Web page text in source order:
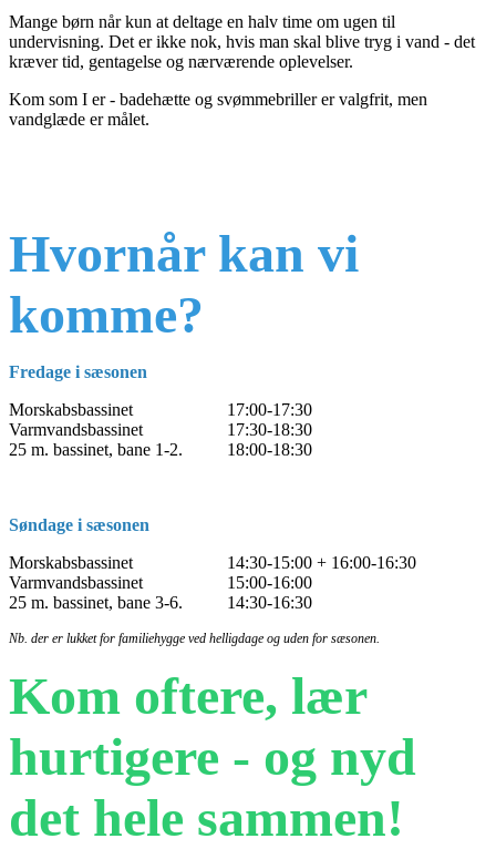
Mange børn når kun at deltage en halv time om ugen til
undervisning. Det er ikke nok, hvis man skal blive tryg i vand - det
kræver tid, gentagelse og nærværende oplevelser.
Kom som I er - badehætte og svømmebriller er valgfrit, men
vandglæde er målet.
Hvornår kan vi
komme?
Fredage i sæsonen
Morskabsbassinet
17:00-17:30
Varmvandsbassinet
17:30-18:30
25 m. bassinet, bane 1-2. 18:00-18:30
Søndage i sæsonen
Morskabsbassinet
14:30-15:00 + 16:00-16:30
Varmvandsbassinet
15:00-16:00
25 m. bassinet, bane 3-6. 14:30-16:30
Nb. der er lukket for familiehygge ved helligdage og uden for sæsonen.
Kom oftere, lær
hurtigere - og nyd
det hele sammen!